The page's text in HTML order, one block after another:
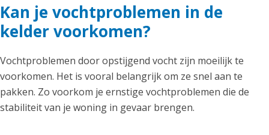
Kan je vochtproblemen in de
kelder voorkomen?
Vochtproblemen door opstijgend vocht zijn moeilijk te
voorkomen. Het is vooral belangrijk om ze snel aan te
pakken. Zo voorkom je ernstige vochtproblemen die de
stabiliteit van je woning in gevaar brengen.